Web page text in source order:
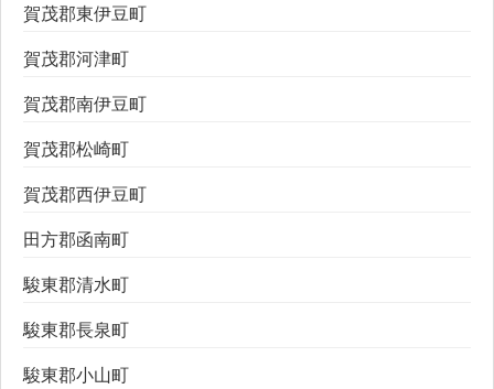
賀茂郡東伊豆町
賀茂郡河津町
賀茂郡南伊豆町
賀茂郡松崎町
賀茂郡西伊豆町
田方郡函南町
駿東郡清水町
駿東郡長泉町
駿東郡小山町